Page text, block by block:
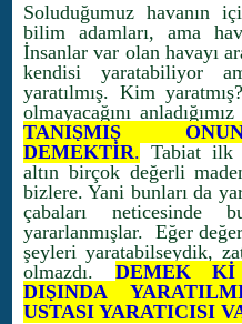
Soluduğumuz havanın
bilim adamları, ama
İnsanlar var olan havayı
kendisi yaratabiliyor
yaratılmış. Kim
olmayacağını
TANIŞMIŞ
DEMEKTİR. Tabiat ilk
altın birçok değerli
bizlere. Yani bunları da
çabaları neticesinde
yararlanmışlar. Eğer
şeyleri yaratabilseydik,
olmazdı. DEMEK Kİ
DIŞINDA
USTASI YARATICISI